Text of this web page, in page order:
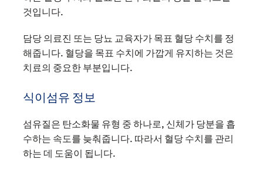
것입니다.
담당 의료진 또는 당뇨 교육자가 목표 혈당 수치를 정
해줍니다. 혈당을 목표 수치에 가깝게 유지하는 것은
치료의 중요한 부분입니다.
식이섬유 정보
섬유질은 탄소화물 유형 중 하나로, 신체가 당분을 흡
수하는 속도를 늦춰줍니다. 따라서 혈당 수치를 관리
하는 데 도움이 됩니다.